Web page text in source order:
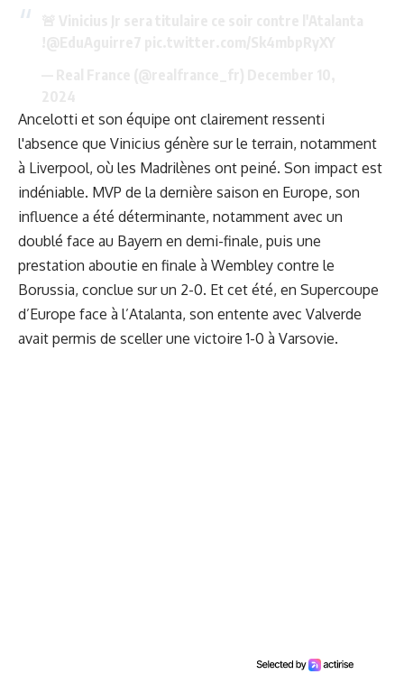
Ancelotti et son équipe ont clairement ressenti
l'absence que Vinicius génère sur le terrain, notamment
à Liverpool, où les Madrilènes ont peiné. Son impact est
indéniable. MVP de la dernière saison en Europe, son
influence a été déterminante, notamment avec un
doublé face au Bayern en demi-finale, puis une
prestation aboutie en finale à Wembley contre le
Borussia, conclue sur un 2-0. Et cet été, en Supercoupe
d’Europe face à l’Atalanta, son entente avec Valverde
avait permis de sceller une victoire 1-0 à Varsovie.